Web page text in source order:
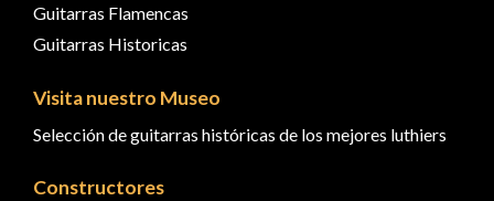
Guitarras Flamencas
Guitarras Historicas
Visita nuestro Museo
Selección de guitarras históricas de los mejores luthiers
Constructores